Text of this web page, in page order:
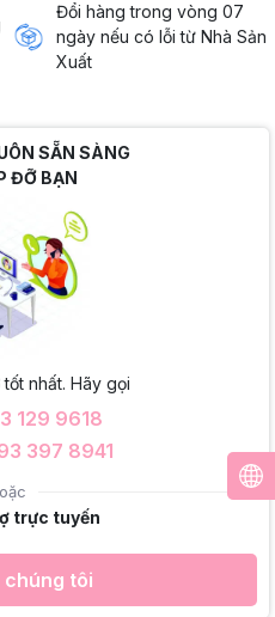
Đổi hàng trong vòng 07
ngày nếu có lỗi từ Nhà Sản
Xuất
SẴN SÀNG
ĐỠ BẠN
nhất. Hãy gọi
129 9618
397 8941
trực tuyến
chúng tôi